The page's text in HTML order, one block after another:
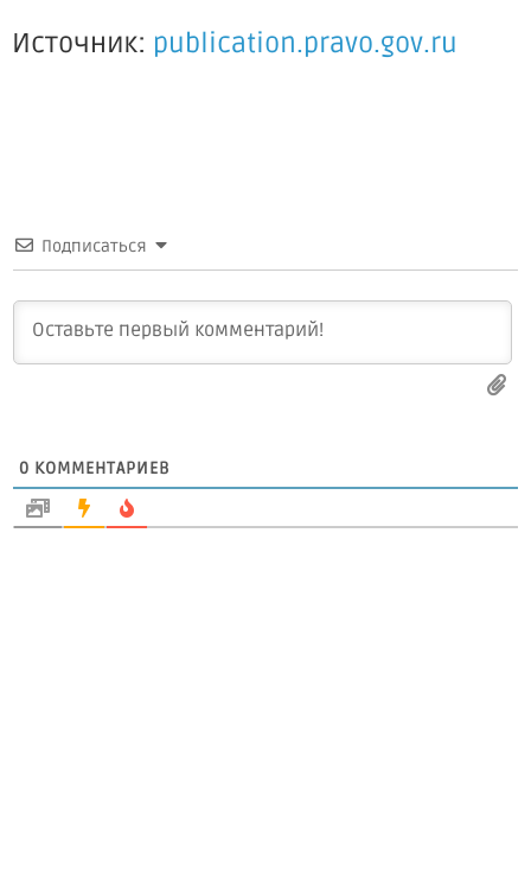
Источник: publication.pravo.gov.ru
Подписаться
0 КОММЕНТАРИЕВ